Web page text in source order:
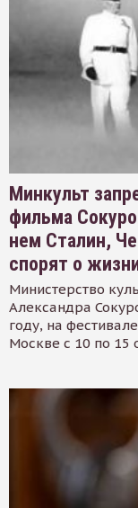
Минкульт
фильма
нем Сталин,
спорят о
Министерство
Александра
году, на
Москве с 10 по 15